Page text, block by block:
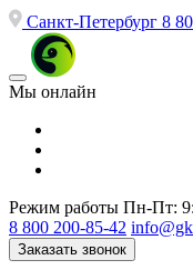
Санкт-Петербург 8
Мы онлайн
Режим работы Пн-Пт:
8 800 200-85-42
Заказать звонок